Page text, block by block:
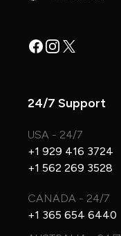
Facebook
Instagram
X
24/7 Support
USA - 24/7
+1 929 416 3724
+1 562 269 3528
CANADA - 24/7
+1 365 654 6440